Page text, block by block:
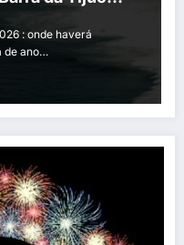
: onde haverá
de ano…